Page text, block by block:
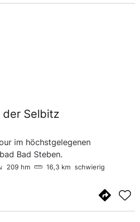
der Selbitz
im höchstgelegenen
Bad Steben.
209 hm 16,3 km schwierig